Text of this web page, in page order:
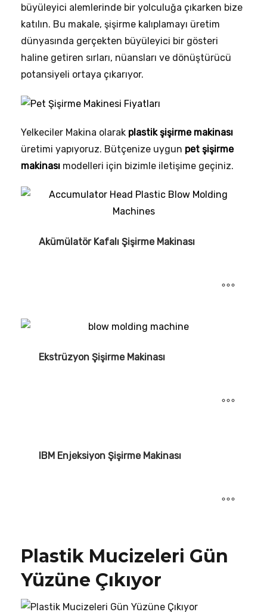
büyüleyici alemlerinde bir yolculuğa çıkarken bize
katılın. Bu makale, şişirme kalıplamayı üretim
dünyasında gerçekten büyüleyici bir gösteri
haline getiren sırları, nüansları ve dönüştürücü
potansiyeli ortaya çıkarıyor.
Yelkeciler Makina olarak plastik şişirme makinası
üretimi yapıyoruz. Bütçenize uygun pet şişirme
makinası modelleri için bizimle iletişime geçiniz.
Akümülatör Kafalı Şişirme Makinası
Ekstrüzyon Şişirme Makinası
IBM Enjeksiyon Şişirme Makinası
Plastik Mucizeleri Gün
Yüzüne Çıkıyor